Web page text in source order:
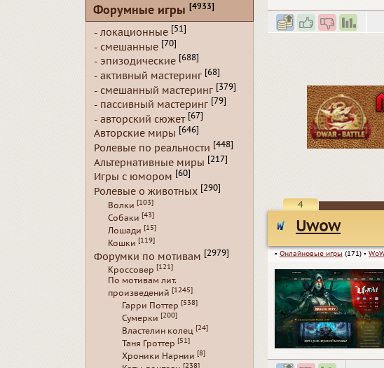
4
Uwow
▪ Онлайновые игры (171) ▪
Форумные игры [4933]
- локационные [51]
- смешанные [70]
- эпизодические [688]
- активный мастеринг [68]
- смешанный мастеринг [379]
- пассивный мастеринг [79]
- авторский сюжет [67]
Авторские миры [646]
Ролевые по реальности [448]
Альтернативные миры [217]
Игры с юмором [60]
Ролевые о животных [290]
Волки [103]
Собаки [43]
Лошади [15]
Кошки [119]
Форумки по мотивам [2979]
Кроссовер [121]
По мотивам лит.
произведений [1245]
Гарри Поттер [538]
Сумерки [200]
Властелин колец [24]
Таня Гроттер [51]
Хроники Нарнии [8]
[238]